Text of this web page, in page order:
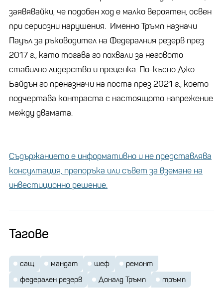
заявявайки, че подобен ход е малко вероятен, освен
при сериозни нарушения. Именно Тръмп назначи
Пауъл за ръководител на Федералния резерв през
2017 г., като тогава го похвали за неговото
стабилно лидерство и преценка. По-късно Джо
Байдън го преназначи на поста през 2021 г., което
подчертава контраста с настоящото напрежение
между двамата.
Съдържанието е информативно и не представлява
консултация, препоръка или съвет за вземане на
инвестиционно решение.
Тагове
сащ мандат шеф
ремонт
федерален резерв
Доналд Тръмп тръмп